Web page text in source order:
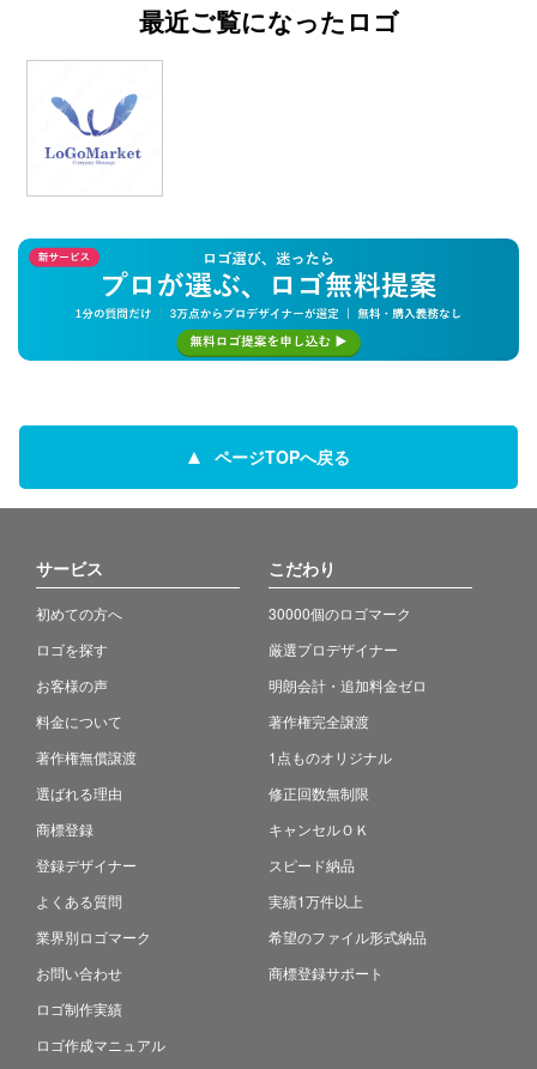
最近ご覧になったロゴ
ページTOPへ戻る
サービス
初めての方へ
ロゴを探す
お客様の声
料金について
著作権無償譲渡
選ばれる理由
商標登録
登録デザイナー
よくある質問
業界別ロゴマーク
お問い合わせ
ロゴ制作実績
ロゴ作成マニュアル
こだわり
30000個のロゴマーク
厳選プロデザイナー
明朗会計・追加料金ゼロ
著作権完全譲渡
1点ものオリジナル
修正回数無制限
キャンセルＯＫ
スピード納品
実績1万件以上
希望のファイル形式納品
商標登録サポート